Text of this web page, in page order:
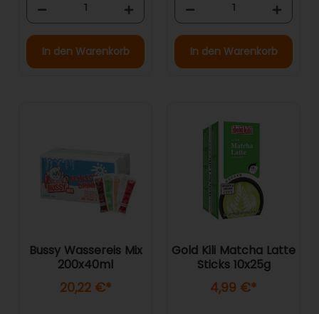
In den Warenkorb In den Warenkorb
Bussy Wassereis Mix
200x40ml
20,22 €*
Gold Kili Matcha Latte
Sticks 10x25g
4,99 €*